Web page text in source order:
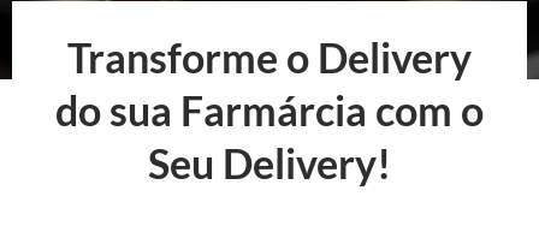
Transforme o Delivery
do sua Farmárcia com o
Seu Delivery!